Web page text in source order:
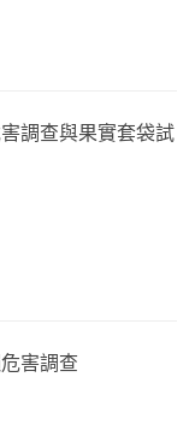
調查與果實套袋試
害調查